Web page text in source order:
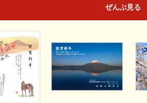
ぜんぶ見る